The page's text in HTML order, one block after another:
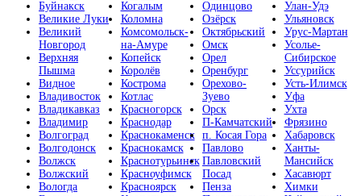
Буйнакск
Великие Луки
Великий
Новгород
Верхняя
Пышма
Видное
Владивосток
Владикавказ
Владимир
Волгоград
Волгодонск
Волжск
Волжский
Вологда
Когалым
Коломна
Комсомольск-
на-Амуре
Копейск
Королёв
Кострома
Котлас
Красногорск
Краснодар
Краснокаменск
Краснокамск
Краснотурьинск
Красноуфимск
Красноярск
Одинцово
Озёрск
Октябрьский
Омск
Орел
Оренбург
Орехово-
Зуево
Орск
П-Камчатский
п. Косая Гора
Павлово
Павловский
Посад
Пенза
Улан-Удэ
Ульяновск
Урус-Мартан
Усолье-
Сибирское
Уссурийск
Усть-Илимск
Уфа
Ухта
Фрязино
Хабаровск
Ханты-
Мансийск
Хасавюрт
Химки